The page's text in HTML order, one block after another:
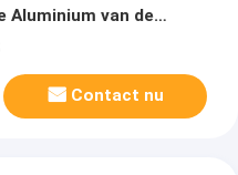
Aluminium van de
Contact nu